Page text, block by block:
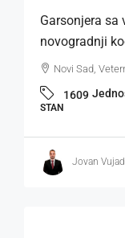
Garsonjera sa
novogradnji
Novi Sad,
1609
STAN
Jovan